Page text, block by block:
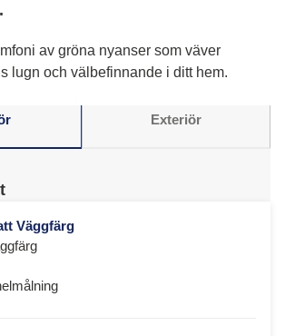
av gröna nyanser som väver
lugn och välbefinnande i ditt hem.
Exteriör
Väggfärg